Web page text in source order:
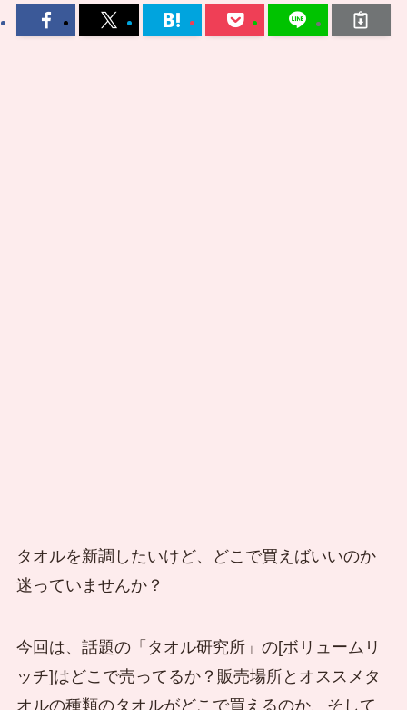
タオルを新調したいけど、どこで買えばいいのか
迷っていませんか？
今回は、話題の「タオル研究所」の[ボリュームリ
ッチ]はどこで売ってるか？販売場所とオススメタ
オルの種類のタオルがどこで買えるのか、そして